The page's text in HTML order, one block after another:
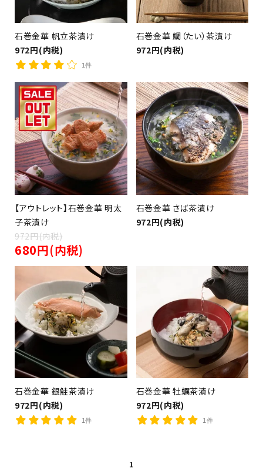
（茶漬け、釜めし、カレー）
石巻金華 帆立茶漬け
972円(内税)
1件
石巻金華 鯛（たい）茶漬け
972円(内税)
【アウトレット】石巻金華 明太
子茶漬け
972円(内税)
680円(内税)
石巻金華 さば茶漬け
972円(内税)
石巻金華 銀鮭茶漬け
972円(内税)
1件
石巻金華 牡蠣茶漬け
972円(内税)
1件
1
キーワード
検索する